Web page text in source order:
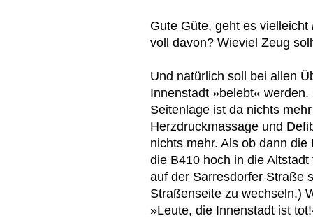
Gute Güte, geht es vielleicht
voll davon? Wieviel Zeug
Und natürlich soll bei allen
Innenstadt »belebt«
Seitenlage ist da nichts
Herzdruckmassage und
nichts mehr. Als ob dann
die B410 hoch in die
auf der Sarresdorfer Straße
Straßenseite zu wechseln.)
»Leute, die Innenstadt ist